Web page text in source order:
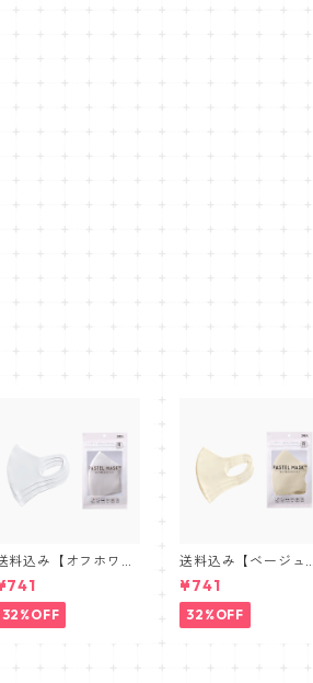
料込み【オフホワイ
】パステルマスク三
構造３D【PASTEL
】抗菌防臭・肌
優しい布マスク 3
32%OFF
送料込み【ベージュ】
パステルマスク三層構
造３D【PASTEL MAS
K】抗菌防臭・肌に優
しい布マスク 3枚セ
¥741
32%OFF